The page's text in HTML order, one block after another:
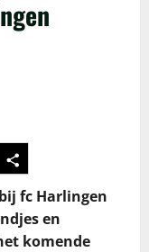
fc Harlingen
en
komende